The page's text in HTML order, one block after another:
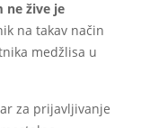
ne žive je
na takav način
medžlisa u
za prijavljivanje